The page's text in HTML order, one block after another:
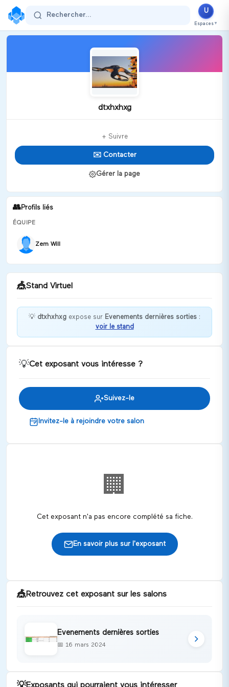
Rechercher...
U
Espaces ▼
dtxhxhxg
+ Suivre
✉️ Contacter
Gérer la page
👥Profils liés
ÉQUIPE
Zem Will
🎪Stand Virtuel
Bienvenue chez dtxhxhxg !
💡 dtxhxhxg expose sur Evenements dernières sorties :
voir le stand
💡Cet exposant vous intéresse ?
Suivez-le
Invitez-le à rejoindre votre salon
🏢
Cet exposant n'a pas encore complété sa fiche.
En savoir plus sur l'exposant
🎪Retrouvez cet exposant sur les salons
Evenements dernières sorties
📅 16 mars 2024